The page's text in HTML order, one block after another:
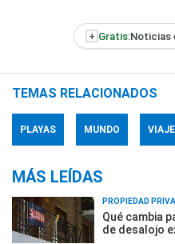
+ Gratis:Noticias
TEMAS RELACIONADOS
PLAYAS MUNDO
MÁS LEÍDAS
PROPIEDAD
Qué cambia
de desalojo